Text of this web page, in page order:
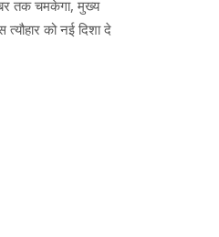
तक चमकेगा, मुख्य
को नई दिशा दे